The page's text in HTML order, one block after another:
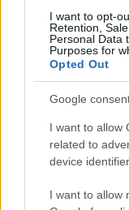
I want to opt-
Retention,
Personal Data
Purposes for
Opted Out
Google
I want to allow
related to
device
I want to allow
kezdőA szabad
százados öröm-
forintra, míg a 13.
történetét
kúszott fel.
Nem akadályozta
nyilvánítottak. Egy
adományozott